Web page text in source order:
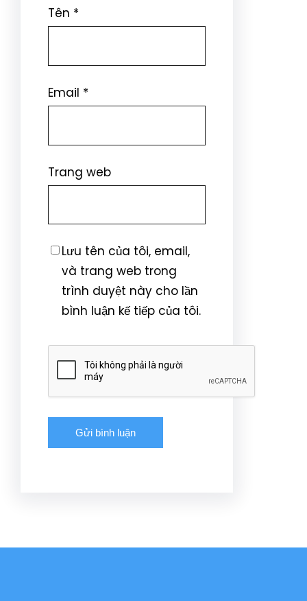
Tên *
Email *
Trang web
Lưu tên của tôi, email,
và trang web trong
trình duyệt này cho lần
bình luận kế tiếp của tôi.